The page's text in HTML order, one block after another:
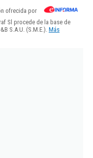
ofrecida por
Sl procede de la base de
S.A.U. (S.M.E.). Más